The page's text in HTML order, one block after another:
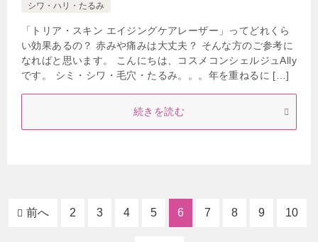
シワ・ハリ・たるみ
「トリア・スキン エイジングケアレーザー」ってどれくら
い効果あるの？ 赤みや痛みは大丈夫？ そんな方のご参考に
なればと思います。 こんにちは、コスメコンシェルジュAlly
です。 シミ・シワ・毛穴・たるみ。。。年を重ねるに […]
続きを読む
前へ 2 3 4 5 6 7 8 9 10